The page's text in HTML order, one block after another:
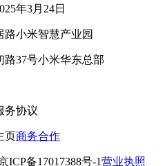
年3月24日
小米智慧产业园
37号小米华东总部
务协议
页商务合作
ICP备17017388号-1营业执照